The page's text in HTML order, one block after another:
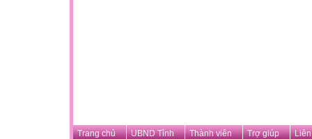
Trang chủ UBND Tỉnh Thành viên Trợ giúp